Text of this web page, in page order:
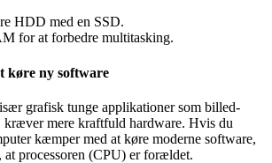
HDD med en SSD.
for at forbedre multitasking.
køre ny software
grafisk tunge applikationer som billed-
kræver mere kraftfuld hardware. Hvis du
kæmper med at køre moderne software,
processoren (CPU) er forældet.